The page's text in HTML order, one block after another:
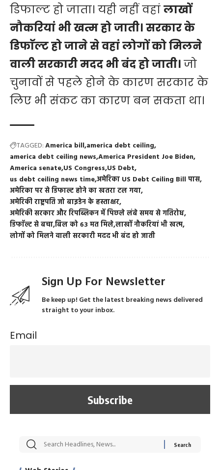
डिफाल्ट हो जाता। यही नहीं वहांलाखों
नौकरियां भी खत्म हो जाती। सरकार के
डिफाॅल्ट हो जाने से वहां लोगों को मिलने
वाली सरकारी मदद भी बंद हो जाती।जो
चुनावों से पहले होने के कारण सरकार के
लिए भी संकट का कारण बन सकता था।
TAGGED:America bill america debt ceiling
america debt ceiling news America President Joe Biden
America senate US Congress US Debt
us debt ceiling news timeअमेरिका US Debt Ceiling Bill पास
अमेरिका पर से डिफाल्ट होने का खतरा टल गया
अमेरिकी राष्ट्रपति जो बाइडेन के हस्ताक्षर
अमेरिकी सरकार और रिपब्लिकन में पिछले लंबे समय से गतिरोध
डिफाॅल्ट से बचाबिल को 63 मत मिलेलाखों नौकरियां भी खत्म
लोगों को मिलने वाली सरकारी मदद भी बंद हो जाती
Sign Up For Newsletter
Be keep up! Get the latest breaking news delivered
straight to your inbox.
Email
सट्टेबाजी में अरेस्ट हुए
साहिल खान
रोज एक कच्चे लहसुन